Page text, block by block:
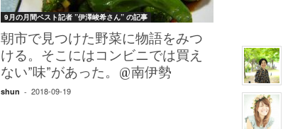
9月の月間ベスト記者 ”伊澤峻希さん” の記事
朝市で見つけた野菜に物語をみつ
ける。そこにはコンビニでは買え
ない”味”があった。@南伊勢
shun - 2018-09-19